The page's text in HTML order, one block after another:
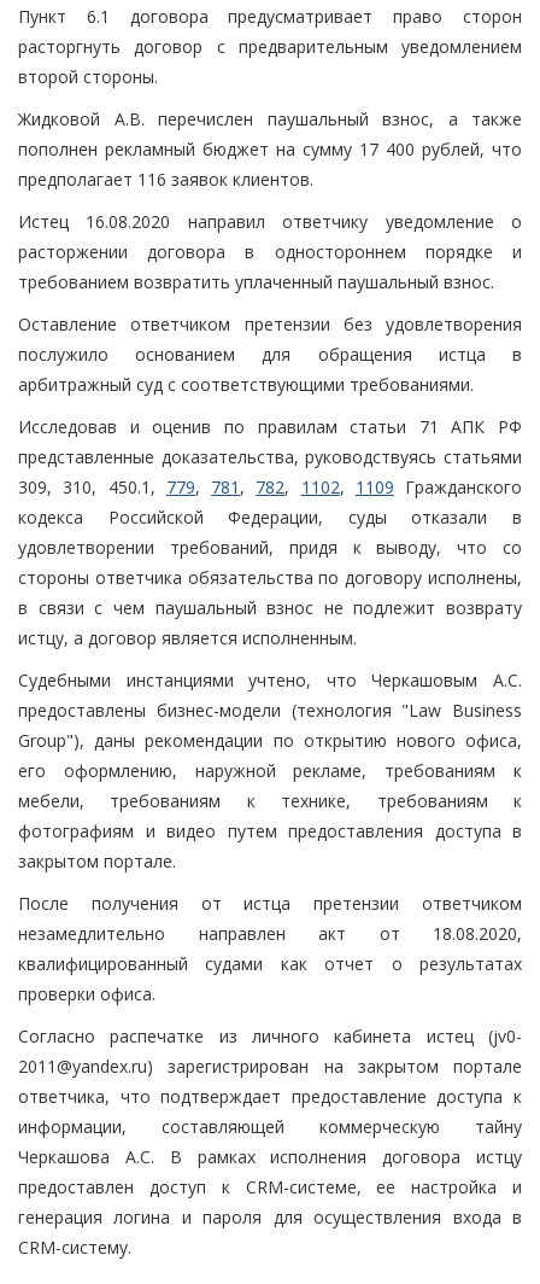
Пункт 6.1 договора предусматривает право сторон
расторгнуть договор с предварительным уведомлением
второй стороны.
Жидковой А.В. перечислен паушальный взнос, а также
пополнен рекламный бюджет на сумму 17 400 рублей, что
предполагает 116 заявок клиентов.
Истец 16.08.2020 направил ответчику уведомление о
расторжении договора в одностороннем порядке и
требованием возвратить уплаченный паушальный взнос.
Оставление ответчиком претензии без удовлетворения
послужило основанием для обращения истца в
арбитражный суд с соответствующими требованиями.
Исследовав и оценив по правилам статьи 71 АПК РФ
представленные доказательства, руководствуясь статьями
309, 310, 450.1, 779, 781 , 782, 1102, 1109 Гражданского
кодекса Российской Федерации, суды отказали в
удовлетворении требований, придя к выводу, что со
стороны ответчика обязательства по договору исполнены,
в связи с чем паушальный взнос не подлежит возврату
истцу, а договор является исполненным.
Судебными инстанциями учтено, что Черкашовым А.С.
предоставлены бизнес-модели (технология "Law Business
Group"), даны рекомендации по открытию нового офиса,
его оформлению, наружной рекламе, требованиям к
мебели, требованиям к технике, требованиям к
фотографиям и видео путем предоставления доступа в
закрытом портале.
После получения от истца претензии ответчиком
незамедлительно направлен акт от 18.08.2020,
квалифицированный судами как отчет о результатах
проверки офиса.
Согласно распечатке из личного кабинета истец (jv0-
2011@yandex.ru) зарегистрирован на закрытом портале
ответчика, что подтверждает предоставление доступа к
информации, составляющей коммерческую тайну
Черкашова А.С. В рамках исполнения договора истцу
предоставлен доступ к CRM-системе, ее настройка и
генерация логина и пароля для осуществления входа в
CRM-систему.